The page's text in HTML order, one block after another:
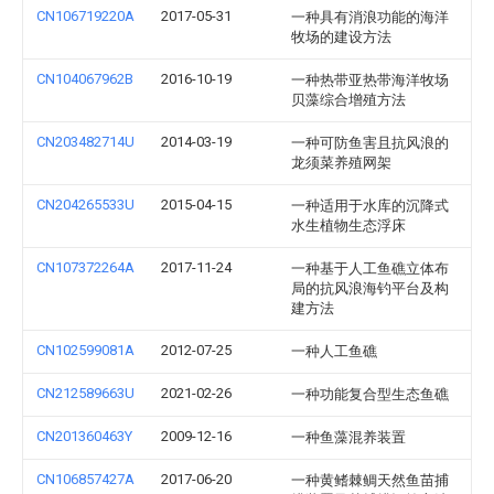
CN106719220A 2017-05-31
一种具有消浪功能的海洋
牧场的建设方法
CN104067962B 2016-10-19
一种热带亚热带海洋牧场
贝藻综合增殖方法
CN203482714U 2014-03-19
一种可防鱼害且抗风浪的
龙须菜养殖网架
CN204265533U 2015-04-15
一种适用于水库的沉降式
水生植物生态浮床
CN107372264A 2017-11-24
一种基于人工鱼礁立体布
局的抗风浪海钓平台及构
建方法
CN102599081A 2012-07-25 一种人工鱼礁
CN212589663U 2021-02-26 一种功能复合型生态鱼礁
CN201360463Y 2009-12-16 一种鱼藻混养装置
CN106857427A 2017-06-20
一种黄鳍棘鲷天然鱼苗捕